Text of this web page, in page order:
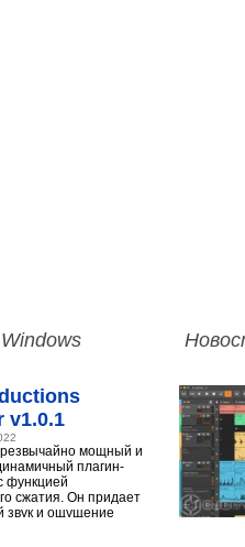
v1.0.1
мощный и
плагин-
функцией
сжатия. Он придает
звук и ощущение